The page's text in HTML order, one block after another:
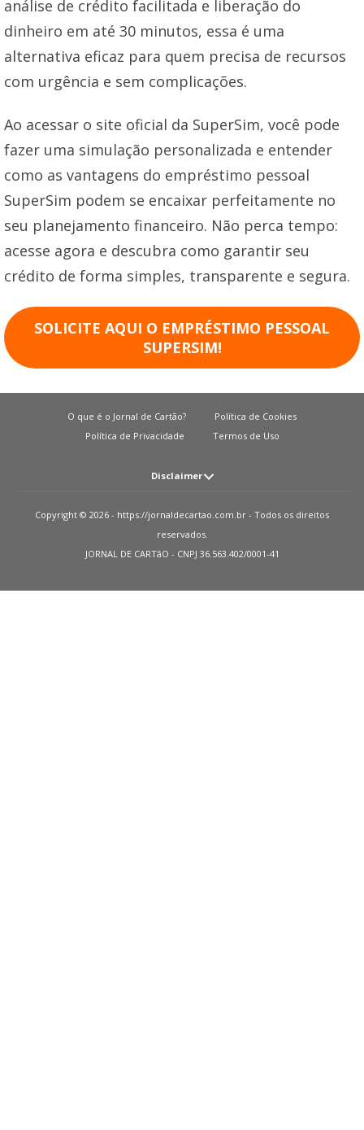
análise de crédito facilitada e liberação do
dinheiro em até 30 minutos, essa é uma
alternativa eficaz para quem precisa de recursos
com urgência e sem complicações.
Ao acessar o site oficial da SuperSim, você pode
fazer uma simulação personalizada e entender
como as vantagens do empréstimo pessoal
SuperSim podem se encaixar perfeitamente no
seu planejamento financeiro. Não perca tempo:
acesse agora e descubra como garantir seu
crédito de forma simples, transparente e segura.
SOLICITE AQUI O EMPRÉSTIMO PESSOAL
SUPERSIM!
O que é o Jornal de Cartão?
Política de Cookies
Política de Privacidade
Termos de Uso
Disclaimer
em dinheiro para liberação de qualquer tipo de produto financeiro, seja
cartão de crédito, financiamento ou empréstimo. Caso isto aconteça nos
avise pelo formulário imediatamente. Observações: O JORNAL DE CARTãO
ressaltar que essas informações podem divergir das informações
Copyright © 2026 - https://jornaldecartao.com.br - Todos os direitos
reservados.
JORNAL DE CARTãO - CNPJ 36.563.402/0001-41